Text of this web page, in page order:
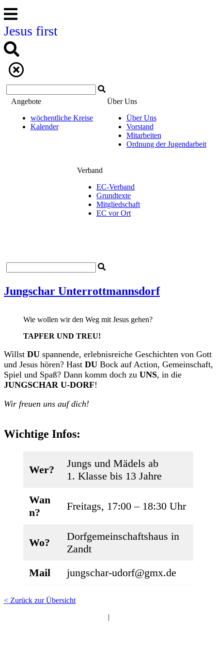
Jesus first
Angebote
wöchentliche Kreise
Kalender
Über Uns
Über Uns
Vorstand
Mitarbeiten
Ordnung der Jugendarbeit
Verband
EC-Verband
Grundtexte
Mitgliedschaft
EC vor Ort
Jungschar Unterrottmannsdorf
Wie wollen wir den Weg mit Jesus gehen?
TAPFER UND TREU!
Willst DU spannende, erlebnisreiche Geschichten von Gott
und Jesus hören? Hast DU Bock auf Action, Gemeinschaft,
Spiel und Spaß? Dann komm doch zu UNS, in die
JUNGSCHAR U-DORF!
Wir freuen uns auf dich!
Wichtige Infos:
Wer?
Jungs und Mädels ab
1. Klasse bis 13 Jahre
Wan
n?
Freitags, 17:00 – 18:30 Uhr
Wo?
Dorfgemeinschaftshaus in
Zandt
Mail
jungschar-udorf@gmx.de
< Zurück zur Übersicht
|